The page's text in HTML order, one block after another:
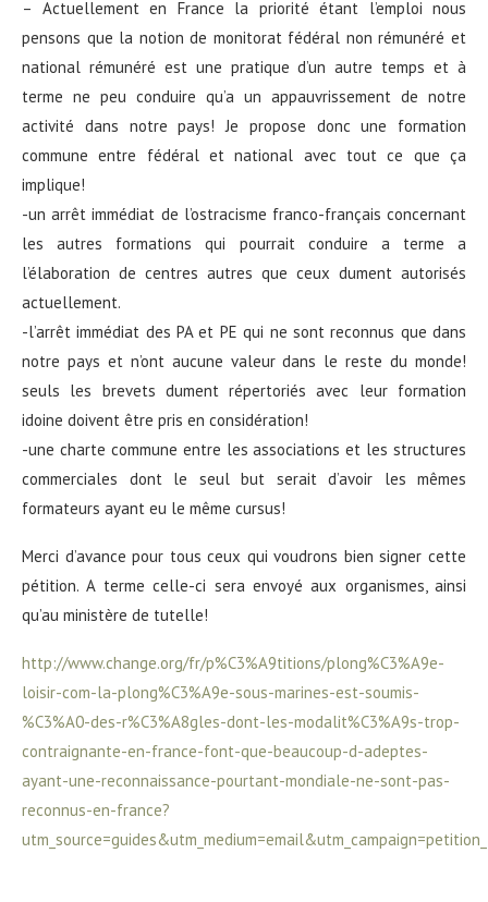
– Actuellement en France la priorité étant l’emploi nous
pensons que la notion de monitorat fédéral non rémunéré et
national rémunéré est une pratique d’un autre temps et à
terme ne peu conduire qu’a un appauvrissement de notre
activité dans notre pays! Je propose donc une formation
commune entre fédéral et national avec tout ce que ça
implique!
-un arrêt immédiat de l’ostracisme franco-français concernant
les autres formations qui pourrait conduire a terme a
l’élaboration de centres autres que ceux dument autorisés
actuellement.
-l’arrêt immédiat des PA et PE qui ne sont reconnus que dans
notre pays et n’ont aucune valeur dans le reste du monde!
seuls les brevets dument répertoriés avec leur formation
idoine doivent être pris en considération!
-une charte commune entre les associations et les structures
commerciales dont le seul but serait d’avoir les mêmes
formateurs ayant eu le même cursus!
Merci d’avance pour tous ceux qui voudrons bien signer cette
pétition. A terme celle-ci sera envoyé aux organismes, ainsi
qu’au ministère de tutelle!
http://www.change.org/fr/p%C3%A9titions/plong%C3%A9e-
loisir-com-la-plong%C3%A9e-sous-marines-est-soumis-
%C3%A0-des-r%C3%A8gles-dont-les-modalit%C3%A9s-trop-
contraignante-en-france-font-que-beaucoup-d-adeptes-
ayant-une-reconnaissance-pourtant-mondiale-ne-sont-pas-
reconnus-en-france?